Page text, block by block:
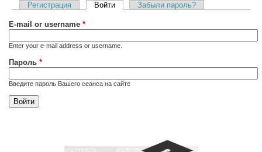
Главные вкладки
Регистрация Войти(активная вкладка)
Забыли пароль?
E-mail or username *
Enter your e-mail address or username.
Пароль *
Введите пароль Вашего сеанса на сайте